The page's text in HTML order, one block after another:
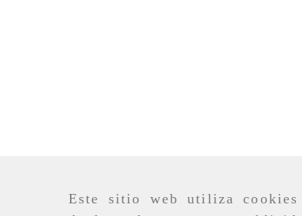
Este sitio web utiliza